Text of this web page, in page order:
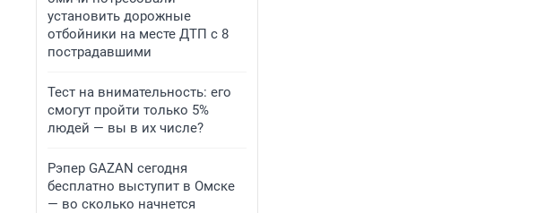
установить дорожные
отбойники на месте ДТП с 8
пострадавшими
Тест на внимательность: его
смогут пройти только 5%
людей — вы в их числе?
Рэпер GAZAN сегодня
бесплатно выступит в Омске
— во сколько начнется